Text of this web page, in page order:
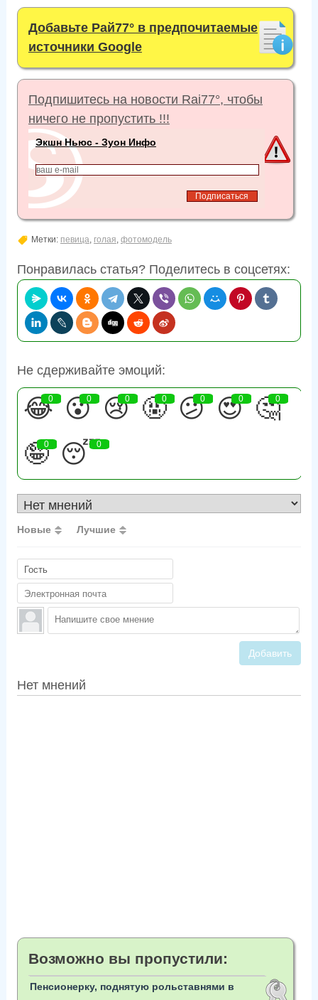
Добавьте Рай77° в предпочитаемые
источники Google
Подпишитесь на новости Rai77°, чтобы
ничего не пропустить !!!
Экшн Ньюс - Зуон Инфо
Метки: певица, голая, фотомодель
Понравилась статья? Поделитесь в соцсетях:
Не сдерживайте эмоций:
😂
0 😮
0 😢
0 🤬
0 😕
0 😍
0 🤔
0
🤪
0 😴
0
Новые Лучшие
Добавить
Нет мнений
Возможно вы пропустили:
Пенсионерку, поднятую рольставнями в